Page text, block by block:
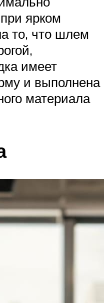
ярком
то, что шлем
имеет
и выполнена
материала